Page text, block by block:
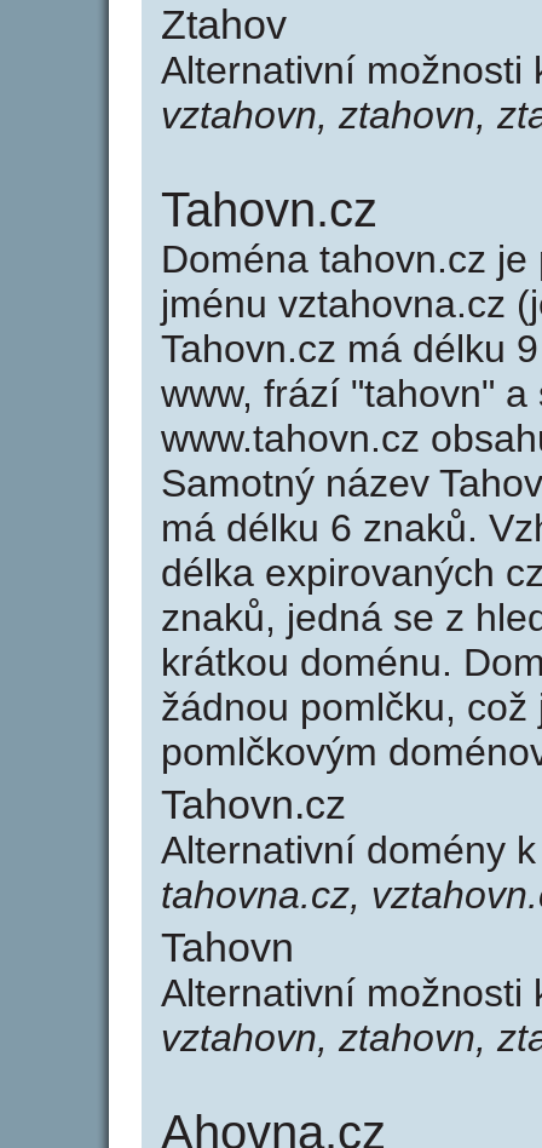
Ztahov
Alternativní
vztahovn, ztahovn,
Tahovn.cz
Doména tahovn.cz
jménu vztahovna.cz
Tahovn.cz má délku
www, frází "tahovn"
www.tahovn.cz
Samotný název
má délku 6 znaků.
délka expirovaných
znaků, jedná se z
krátkou doménu.
žádnou pomlčku,
pomlčkovým
Tahovn.cz
Alternativní domény
tahovna.cz,
Tahovn
Alternativní
vztahovn, ztahovn,
Ahovna.cz